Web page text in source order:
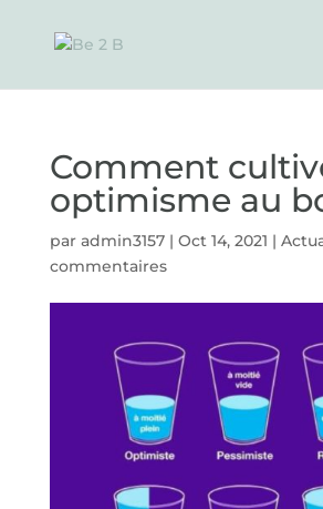
Comment
optimisme au
par admin3157| Oct 14, 2021 |
commentaires